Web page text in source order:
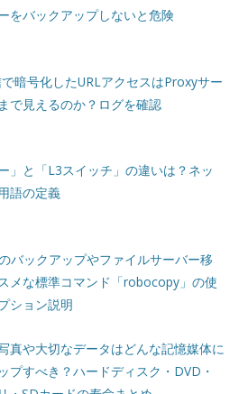
をバックアップしないと危険
暗号化したURLアクセスはProxyサー
で見えるのか？ログを確認
」と「L3スイッチ」の違いは？ネッ
語の定義
バックアップやファイルサーバー移
メな標準コマンド「robocopy」の使
ション説明
真や大切なデータはどんな記憶媒体に
プすべき？ハードディスク・DVD・